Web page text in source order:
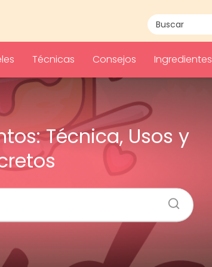
Técnicas Consejos Ingredientes
Técnica, Usos y